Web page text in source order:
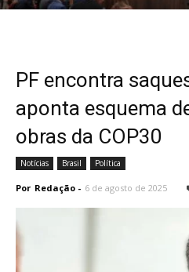
PF encontra
aponta esquema
obras da COP30
Notícias Brasil Política
Por Redação - 6 de agosto de 2025